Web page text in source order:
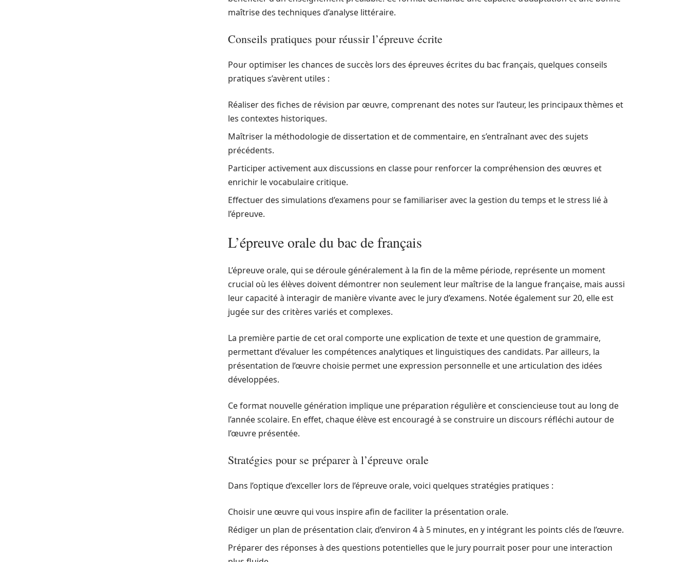
maîtrise des techniques d’analyse littéraire.
Conseils pratiques pour réussir l’épreuve écrite
Pour optimiser les chances de succès lors des épreuves écrites du bac français, quelques conseils
pratiques s’avèrent utiles :
Réaliser des fiches de révision par œuvre, comprenant des notes sur l’auteur, les principaux thèmes et
les contextes historiques.
Maîtriser la méthodologie de dissertation et de commentaire, en s’entraînant avec des sujets
précédents.
Participer activement aux discussions en classe pour renforcer la compréhension des œuvres et
enrichir le vocabulaire critique.
Effectuer des simulations d’examens pour se familiariser avec la gestion du temps et le stress lié à
l’épreuve.
L’épreuve orale du bac de français
L’épreuve orale, qui se déroule généralement à la fin de la même période, représente un moment
crucial où les élèves doivent démontrer non seulement leur maîtrise de la langue française, mais aussi
leur capacité à interagir de manière vivante avec le jury d’examens. Notée également sur 20, elle est
jugée sur des critères variés et complexes.
La première partie de cet oral comporte une explication de texte et une question de grammaire,
permettant d’évaluer les compétences analytiques et linguistiques des candidats. Par ailleurs, la
présentation de l’œuvre choisie permet une expression personnelle et une articulation des idées
développées.
Ce format nouvelle génération implique une préparation régulière et consciencieuse tout au long de
l’année scolaire. En effet, chaque élève est encouragé à se construire un discours réfléchi autour de
l’œuvre présentée.
Stratégies pour se préparer à l’épreuve orale
Dans l’optique d’exceller lors de l’épreuve orale, voici quelques stratégies pratiques :
Choisir une œuvre qui vous inspire afin de faciliter la présentation orale.
Rédiger un plan de présentation clair, d’environ 4 à 5 minutes, en y intégrant les points clés de l’œuvre.
Préparer des réponses à des questions potentielles que le jury pourrait poser pour une interaction